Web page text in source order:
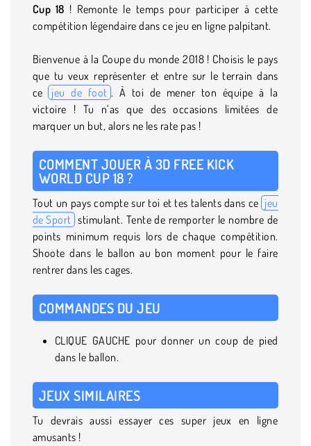
Cup 18 ! Remonte le temps pour participer à cette
compétition légendaire dans ce jeu en ligne palpitant.
Bienvenue à la Coupe du monde 2018 ! Choisis le pays
que tu veux représenter et entre sur le terrain dans
ce jeu de foot . À toi de mener ton équipe à la
victoire ! Tu n’as que des occasions limitées de
marquer un but, alors ne les rate pas !
COMMENT JOUER À 3D FREE KICK
WORLD CUP 18 ?
Tout un pays compte sur toi et tes talents dans ce jeu
de Sport stimulant. Tente de remporter le nombre de
points minimum requis lors de chaque compétition.
Shoote dans le ballon au bon moment pour le faire
rentrer dans les cages.
COMMANDES DU JEU
CLIQUE GAUCHE pour donner un coup de pied
dans le ballon.
JEUX SIMILAIRES
Tu devrais aussi essayer ces super jeux en ligne
amusants !